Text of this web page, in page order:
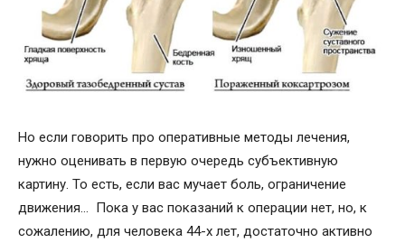
Но если говорить про оперативные методы лечения,
нужно оценивать в первую очередь субъективную
картину. То есть, если вас мучает боль, ограничение
движения… Пока у вас показаний к операции нет, но, к
сожалению, для человека 44-х лет, достаточно активно